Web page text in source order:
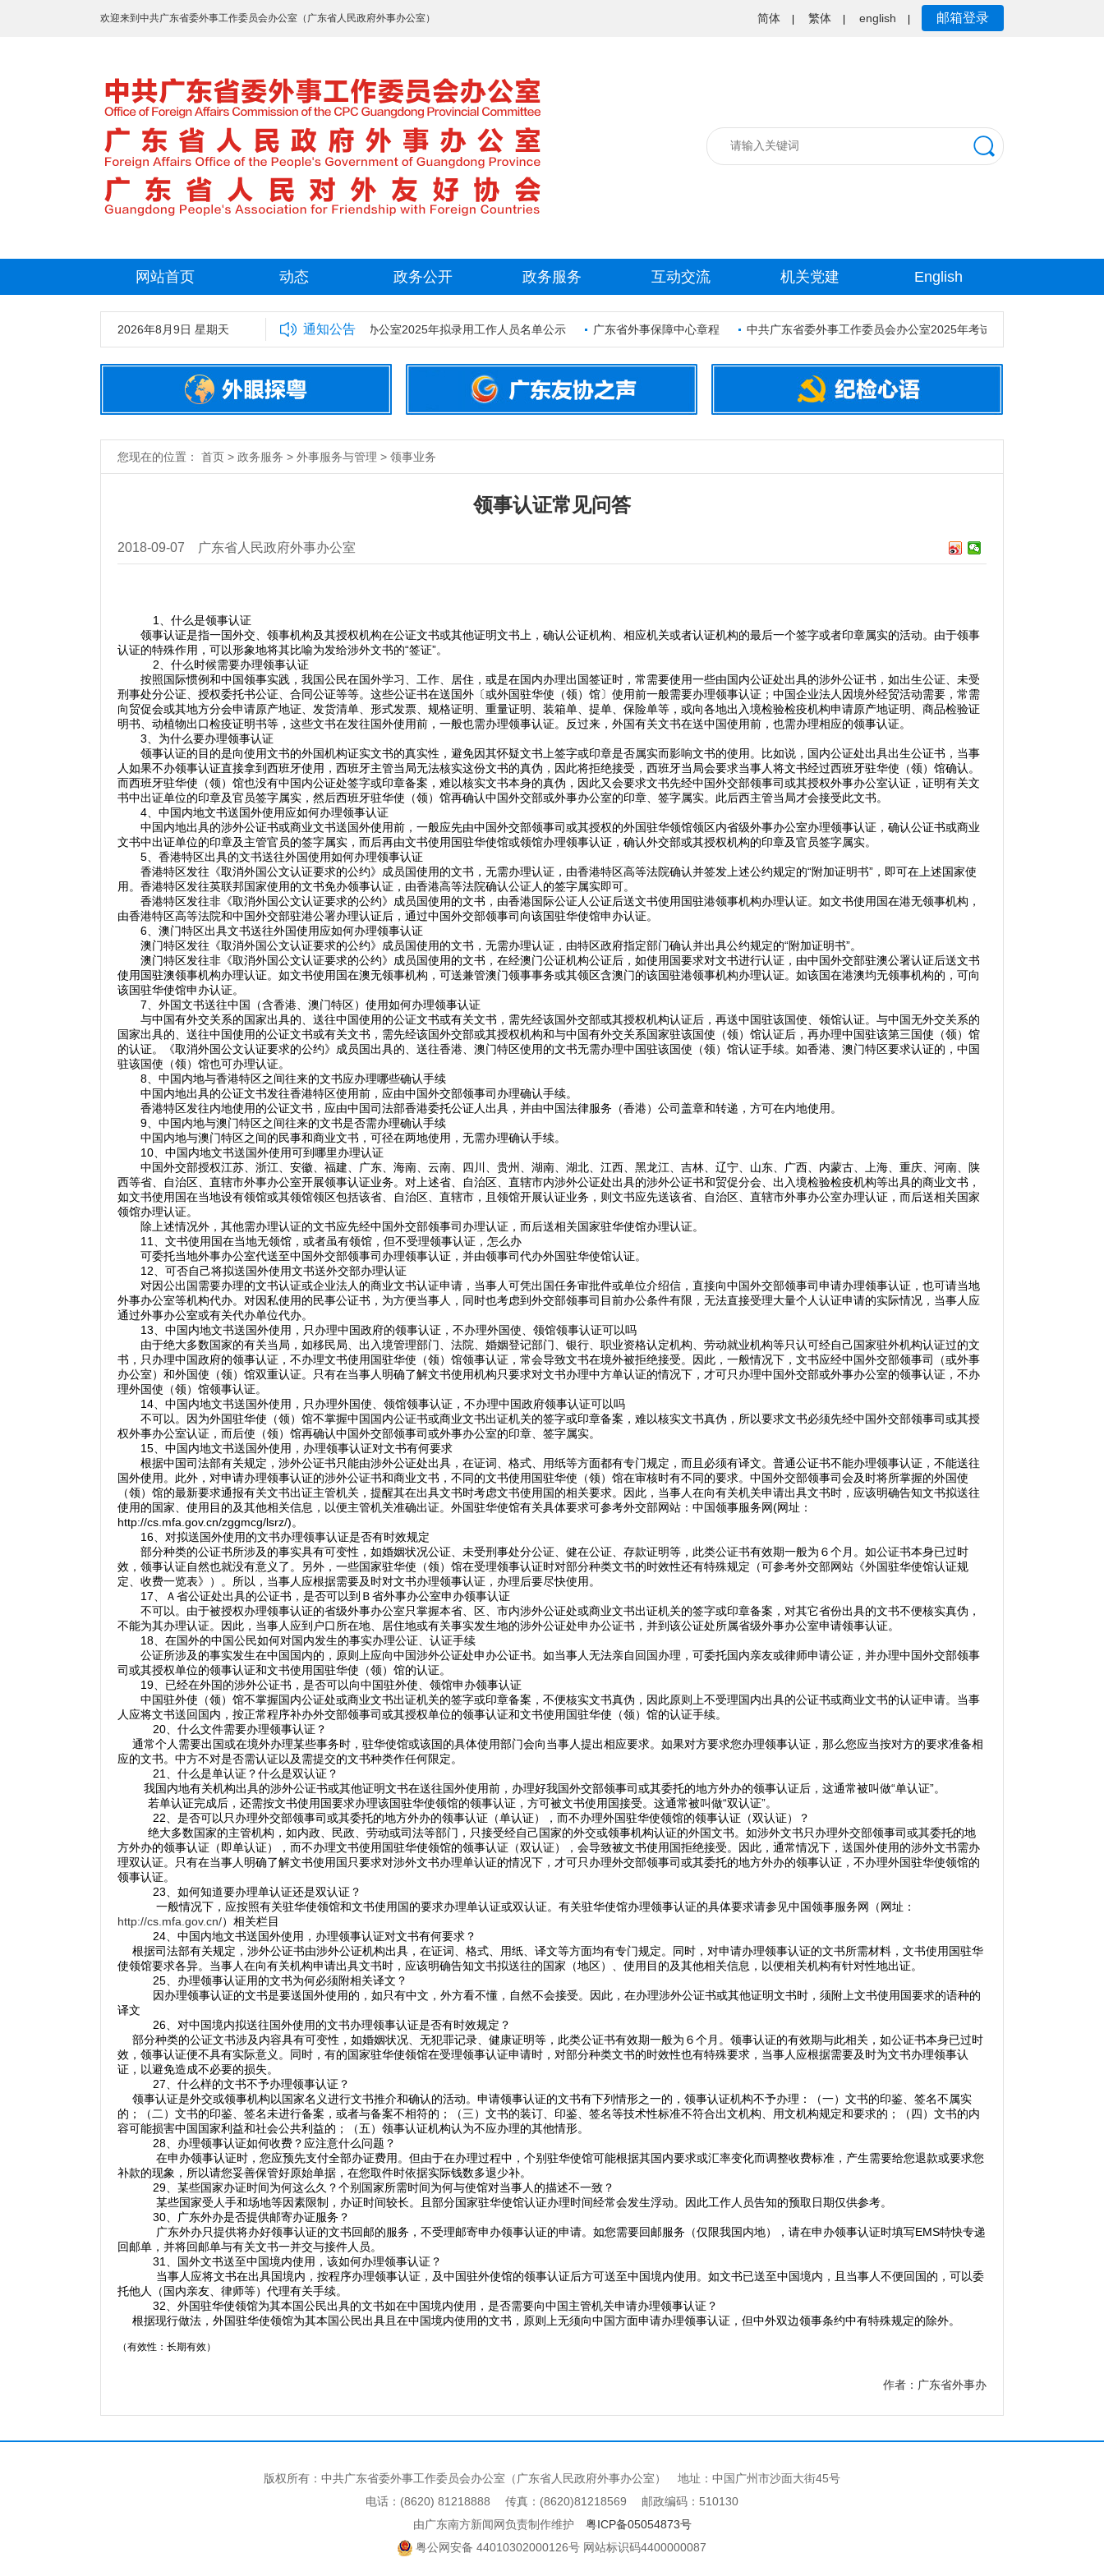
欢迎来到中共广东省委外事工作委员会办公室（广东省人民政府外事办公室） 简体 繁体 english 邮箱登录
网站首页 动态 政务公开 政务服务 互动交流 机关党建 English
2026年8月9日 星期天 通知公告
中共广东省委外事工作委员会办公室2025年拟录用工作人员名单公示 广东省外事保障中心章程 中共广东省委外事工作委员会办公室2025年考试录用公务员资格审核公告
您现在的位置： 首页 > 政务服务 > 外事服务与管理 > 领事业务
领事认证常见问答
2018-09-07 广东省人民政府外事办公室
1、什么是领事认证
领事认证是指一国外交、领事机构及其授权机构在公证文书或其他证明文书上，确认公证机构、相应机关或者认证机构的最后一个签字或者印章属实的活动。由于领事
认证的特殊作用，可以形象地将其比喻为发给涉外文书的“签证”。
2、什么时候需要办理领事认证
按照国际惯例和中国领事实践，我国公民在国外学习、工作、居住，或是在国内办理出国签证时，常需要使用一些由国内公证处出具的涉外公证书，如出生公证、未受
刑事处分公证、授权委托书公证、合同公证等等。这些公证书在送国外〔或外国驻华使（领）馆〕使用前一般需要办理领事认证；中国企业法人因境外经贸活动需要，常需
向贸促会或其地方分会申请原产地证、发货清单、形式发票、规格证明、重量证明、装箱单、提单、保险单等，或向各地出入境检验检疫机构申请原产地证明、商品检验证
明书、动植物出口检疫证明书等，这些文书在发往国外使用前，一般也需办理领事认证。反过来，外国有关文书在送中国使用前，也需办理相应的领事认证。
3、为什么要办理领事认证
领事认证的目的是向使用文书的外国机构证实文书的真实性，避免因其怀疑文书上签字或印章是否属实而影响文书的使用。比如说，国内公证处出具出生公证书，当事
人如果不办领事认证直接拿到西班牙使用，西班牙主管当局无法核实这份文书的真伪，因此将拒绝接受，西班牙当局会要求当事人将文书经过西班牙驻华使（领）馆确认。
而西班牙驻华使（领）馆也没有中国内公证处签字或印章备案，难以核实文书本身的真伪，因此又会要求文书先经中国外交部领事司或其授权外事办公室认证，证明有关文
书中出证单位的印章及官员签字属实，然后西班牙驻华使（领）馆再确认中国外交部或外事办公室的印章、签字属实。此后西主管当局才会接受此文书。
4、中国内地文书送国外使用应如何办理领事认证
中国内地出具的涉外公证书或商业文书送国外使用前，一般应先由中国外交部领事司或其授权的外国驻华领馆领区内省级外事办公室办理领事认证，确认公证书或商业
文书中出证单位的印章及主管官员的签字属实，而后再由文书使用国驻华使馆或领馆办理领事认证，确认外交部或其授权机构的印章及官员签字属实。
5、香港特区出具的文书送往外国使用如何办理领事认证
香港特区发往《取消外国公文认证要求的公约》成员国使用的文书，无需办理认证，由香港特区高等法院确认并签发上述公约规定的“附加证明书”，即可在上述国家使
用。香港特区发往英联邦国家使用的文书免办领事认证，由香港高等法院确认公证人的签字属实即可。
香港特区发往非《取消外国公文认证要求的公约》成员国使用的文书，由香港国际公证人公证后送文书使用国驻港领事机构办理认证。如文书使用国在港无领事机构，
由香港特区高等法院和中国外交部驻港公署办理认证后，通过中国外交部领事司向该国驻华使馆申办认证。
6、澳门特区出具文书送往外国使用应如何办理领事认证
澳门特区发往《取消外国公文认证要求的公约》成员国使用的文书，无需办理认证，由特区政府指定部门确认并出具公约规定的“附加证明书”。
澳门特区发往非《取消外国公文认证要求的公约》成员国使用的文书，在经澳门公证机构公证后，如使用国要求对文书进行认证，由中国外交部驻澳公署认证后送文书
使用国驻澳领事机构办理认证。如文书使用国在澳无领事机构，可送兼管澳门领事事务或其领区含澳门的该国驻港领事机构办理认证。如该国在港澳均无领事机构的，可向
该国驻华使馆申办认证。
7、外国文书送往中国（含香港、澳门特区）使用如何办理领事认证
与中国有外交关系的国家出具的、送往中国使用的公证文书或有关文书，需先经该国外交部或其授权机构认证后，再送中国驻该国使、领馆认证。与中国无外交关系的
国家出具的、送往中国使用的公证文书或有关文书，需先经该国外交部或其授权机构和与中国有外交关系国家驻该国使（领）馆认证后，再办理中国驻该第三国使（领）馆
的认证。《取消外国公文认证要求的公约》成员国出具的、送往香港、澳门特区使用的文书无需办理中国驻该国使（领）馆认证手续。如香港、澳门特区要求认证的，中国
驻该国使（领）馆也可办理认证。
8、中国内地与香港特区之间往来的文书应办理哪些确认手续
中国内地出具的公证文书发往香港特区使用前，应由中国外交部领事司办理确认手续。
香港特区发往内地使用的公证文书，应由中国司法部香港委托公证人出具，并由中国法律服务（香港）公司盖章和转递，方可在内地使用。
9、中国内地与澳门特区之间往来的文书是否需办理确认手续
中国内地与澳门特区之间的民事和商业文书，可径在两地使用，无需办理确认手续。
10、中国内地文书送国外使用可到哪里办理认证
中国外交部授权江苏、浙江、安徽、福建、广东、海南、云南、四川、贵州、湖南、湖北、江西、黑龙江、吉林、辽宁、山东、广西、内蒙古、上海、重庆、河南、陕
西等省、自治区、直辖市外事办公室开展领事认证业务。对上述省、自治区、直辖市内涉外公证处出具的涉外公证书和贸促分会、出入境检验检疫机构等出具的商业文书，
如文书使用国在当地设有领馆或其领馆领区包括该省、自治区、直辖市，且领馆开展认证业务，则文书应先送该省、自治区、直辖市外事办公室办理认证，而后送相关国家
领馆办理认证。
除上述情况外，其他需办理认证的文书应先经中国外交部领事司办理认证，而后送相关国家驻华使馆办理认证。
11、文书使用国在当地无领馆，或者虽有领馆，但不受理领事认证，怎么办
可委托当地外事办公室代送至中国外交部领事司办理领事认证，并由领事司代办外国驻华使馆认证。
12、可否自己将拟送国外使用文书送外交部办理认证
对因公出国需要办理的文书认证或企业法人的商业文书认证申请，当事人可凭出国任务审批件或单位介绍信，直接向中国外交部领事司申请办理领事认证，也可请当地
外事办公室等机构代办。对因私使用的民事公证书，为方便当事人，同时也考虑到外交部领事司目前办公条件有限，无法直接受理大量个人认证申请的实际情况，当事人应
通过外事办公室或有关代办单位代办。
13、中国内地文书送国外使用，只办理中国政府的领事认证，不办理外国使、领馆领事认证可以吗
由于绝大多数国家的有关当局，如移民局、出入境管理部门、法院、婚姻登记部门、银行、职业资格认定机构、劳动就业机构等只认可经自己国家驻外机构认证过的文
书，只办理中国政府的领事认证，不办理文书使用国驻华使（领）馆领事认证，常会导致文书在境外被拒绝接受。因此，一般情况下，文书应经中国外交部领事司（或外事
办公室）和外国使（领）馆双重认证。只有在当事人明确了解文书使用机构只要求对文书办理中方单认证的情况下，才可只办理中国外交部或外事办公室的领事认证，不办
理外国使（领）馆领事认证。
14、中国内地文书送国外使用，只办理外国使、领馆领事认证，不办理中国政府领事认证可以吗
不可以。因为外国驻华使（领）馆不掌握中国国内公证书或商业文书出证机关的签字或印章备案，难以核实文书真伪，所以要求文书必须先经中国外交部领事司或其授
权外事办公室认证，而后使（领）馆再确认中国外交部领事司或外事办公室的印章、签字属实。
15、中国内地文书送国外使用，办理领事认证对文书有何要求
根据中国司法部有关规定，涉外公证书只能由涉外公证处出具，在证词、格式、用纸等方面都有专门规定，而且必须有译文。普通公证书不能办理领事认证，不能送往
国外使用。此外，对申请办理领事认证的涉外公证书和商业文书，不同的文书使用国驻华使（领）馆在审核时有不同的要求。中国外交部领事司会及时将所掌握的外国使
（领）馆的最新要求通报有关文书出证主管机关，提醒其在出具文书时考虑文书使用国的相关要求。因此，当事人在向有关机关申请出具文书时，应该明确告知文书拟送往
使用的国家、使用目的及其他相关信息，以便主管机关准确出证。外国驻华使馆有关具体要求可参考外交部网站：中国领事服务网(网址：
http://cs.mfa.gov.cn/zggmcg/lsrz/)。
16、对拟送国外使用的文书办理领事认证是否有时效规定
部分种类的公证书所涉及的事实具有可变性，如婚姻状况公证、未受刑事处分公证、健在公证、存款证明等，此类公证书有效期一般为６个月。如公证书本身已过时
效，领事认证自然也就没有意义了。另外，一些国家驻华使（领）馆在受理领事认证时对部分种类文书的时效性还有特殊规定（可参考外交部网站《外国驻华使馆认证规
定、收费一览表》）。所以，当事人应根据需要及时对文书办理领事认证，办理后要尽快使用。
17、Ａ省公证处出具的公证书，是否可以到Ｂ省外事办公室申办领事认证
不可以。由于被授权办理领事认证的省级外事办公室只掌握本省、区、市内涉外公证处或商业文书出证机关的签字或印章备案，对其它省份出具的文书不便核实真伪，
不能为其办理认证。因此，当事人应到户口所在地、居住地或有关事实发生地的涉外公证处申办公证书，并到该公证处所属省级外事办公室申请领事认证。
18、在国外的中国公民如何对国内发生的事实办理公证、认证手续
公证所涉及的事实发生在中国国内的，原则上应向中国涉外公证处申办公证书。如当事人无法亲自回国办理，可委托国内亲友或律师申请公证，并办理中国外交部领事
司或其授权单位的领事认证和文书使用国驻华使（领）馆的认证。
19、已经在外国的涉外公证书，是否可以向中国驻外使、领馆申办领事认证
中国驻外使（领）馆不掌握国内公证处或商业文书出证机关的签字或印章备案，不便核实文书真伪，因此原则上不受理国内出具的公证书或商业文书的认证申请。当事
人应将文书送回国内，按正常程序补办外交部领事司或其授权单位的领事认证和文书使用国驻华使（领）馆的认证手续。
20、什么文件需要办理领事认证？
通常个人需要出国或在境外办理某些事务时，驻华使馆或该国的具体使用部门会向当事人提出相应要求。如果对方要求您办理领事认证，那么您应当按对方的要求准备相
应的文书。中方不对是否需认证以及需提交的文书种类作任何限定。
21、什么是单认证？什么是双认证？
我国内地有关机构出具的涉外公证书或其他证明文书在送往国外使用前，办理好我国外交部领事司或其委托的地方外办的领事认证后，这通常被叫做“单认证”。
若单认证完成后，还需按文书使用国要求办理该国驻华使领馆的领事认证，方可被文书使用国接受。这通常被叫做“双认证”。
22、是否可以只办理外交部领事司或其委托的地方外办的领事认证（单认证），而不办理外国驻华使领馆的领事认证（双认证）？
绝大多数国家的主管机构，如内政、民政、劳动或司法等部门，只接受经自己国家的外交或领事机构认证的外国文书。如涉外文书只办理外交部领事司或其委托的地
方外办的领事认证（即单认证），而不办理文书使用国驻华使领馆的领事认证（双认证），会导致被文书使用国拒绝接受。因此，通常情况下，送国外使用的涉外文书需办
理双认证。只有在当事人明确了解文书使用国只要求对涉外文书办理单认证的情况下，才可只办理外交部领事司或其委托的地方外办的领事认证，不办理外国驻华使领馆的
领事认证。
23、如何知道要办理单认证还是双认证？
一般情况下，应按照有关驻华使领馆和文书使用国的要求办理单认证或双认证。有关驻华使馆办理领事认证的具体要求请参见中国领事服务网（网址：
http://cs.mfa.gov.cn/）相关栏目
24、中国内地文书送国外使用，办理领事认证对文书有何要求？
根据司法部有关规定，涉外公证书由涉外公证机构出具，在证词、格式、用纸、译文等方面均有专门规定。同时，对申请办理领事认证的文书所需材料，文书使用国驻华
使领馆要求各异。当事人在向有关机构申请出具文书时，应该明确告知文书拟送往的国家（地区）、使用目的及其他相关信息，以便相关机构有针对性地出证。
25、办理领事认证用的文书为何必须附相关译文？
因办理领事认证的文书是要送国外使用的，如只有中文，外方看不懂，自然不会接受。因此，在办理涉外公证书或其他证明文书时，须附上文书使用国要求的语种的
译文
26、对中国境内拟送往国外使用的文书办理领事认证是否有时效规定？
部分种类的公证文书涉及内容具有可变性，如婚姻状况、无犯罪记录、健康证明等，此类公证书有效期一般为６个月。领事认证的有效期与此相关，如公证书本身已过时
效，领事认证便不具有实际意义。同时，有的国家驻华使领馆在受理领事认证申请时，对部分种类文书的时效性也有特殊要求，当事人应根据需要及时为文书办理领事认
证，以避免造成不必要的损失。
27、什么样的文书不予办理领事认证？
领事认证是外交或领事机构以国家名义进行文书推介和确认的活动。申请领事认证的文书有下列情形之一的，领事认证机构不予办理：（一）文书的印鉴、签名不属实
的；（二）文书的印鉴、签名未进行备案，或者与备案不相符的；（三）文书的装订、印鉴、签名等技术性标准不符合出文机构、用文机构规定和要求的；（四）文书的内
容可能损害中国国家利益和社会公共利益的；（五）领事认证机构认为不应办理的其他情形。
28、办理领事认证如何收费？应注意什么问题？
在申办领事认证时，您应预先支付全部办证费用。但由于在办理过程中，个别驻华使馆可能根据其国内要求或汇率变化而调整收费标准，产生需要给您退款或要求您
补款的现象，所以请您妥善保管好原始单据，在您取件时依据实际钱数多退少补。
29、某些国家办证时间为何这么久？个别国家所需时间为何与使馆对当事人的描述不一致？
某些国家受人手和场地等因素限制，办证时间较长。且部分国家驻华使馆认证办理时间经常会发生浮动。因此工作人员告知的预取日期仅供参考。
30、广东外办是否提供邮寄办证服务？
广东外办只提供将办好领事认证的文书回邮的服务，不受理邮寄申办领事认证的申请。如您需要回邮服务（仅限我国内地），请在申办领事认证时填写EMS特快专递
回邮单，并将回邮单与有关文书一并交与接件人员。
31、国外文书送至中国境内使用，该如何办理领事认证？
当事人应将文书在出具国境内，按程序办理领事认证，及中国驻外使馆的领事认证后方可送至中国境内使用。如文书已送至中国境内，且当事人不便回国的，可以委
托他人（国内亲友、律师等）代理有关手续。
32、外国驻华使领馆为其本国公民出具的文书如在中国境内使用，是否需要向中国主管机关申请办理领事认证？
根据现行做法，外国驻华使领馆为其本国公民出具且在中国境内使用的文书，原则上无须向中国方面申请办理领事认证，但中外双边领事条约中有特殊规定的除外。
（有效性：长期有效）
作者：广东省外事办
版权所有：中共广东省委外事工作委员会办公室（广东省人民政府外事办公室） 地址：中国广州市沙面大街45号
电话：(8620) 81218888 传真：(8620)81218569 邮政编码：510130
由广东南方新闻网负责制作维护 粤ICP备05054873号
粤公网安备 44010302000126号 网站标识码4400000087